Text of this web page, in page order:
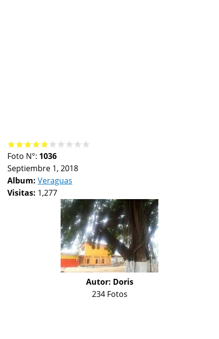
Foto N°: 1036
Septiembre 1, 2018
Album: Veraguas
Visitas: 1,277
Autor: Doris
234 Fotos